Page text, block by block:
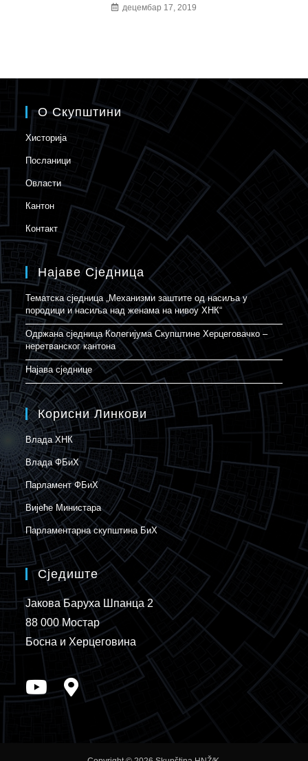
децембар 17, 2019
О Скупштини
Хисторија
Посланици
Овласти
Кантон
Контакт
Најаве Сједница
Тематска сједница „Механизми заштите од насиља у
породици и насиља над женама на нивоу ХНК“
Одржана сједница Колегијума Скупштине Херцеговачко –
неретванског кантона
Најава сједнице
Корисни Линкови
Влада ХНК
Влада ФБиХ
Парламент ФБиХ
Вијеће Министара
Парламентарна скупштина БиХ
Сједиште
Јакова Баруха Шпанца 2
88 000 Мостар
Босна и Херцеговина